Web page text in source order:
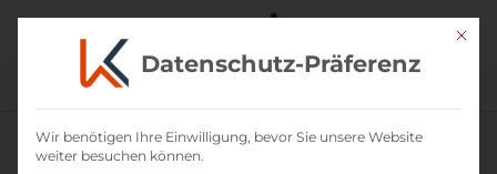
Mit
Datenschutz-Präferenz
Wir benötigen Ihre Einwilligung, bevor Sie unsere Website
weiter besuchen können.